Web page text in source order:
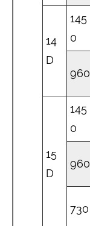
14
D
145
0
960
15
D
145
0
960
730